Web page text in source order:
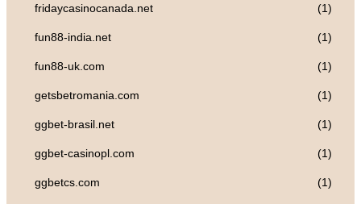
fridaycasinocanada.net (1)
fun88-india.net (1)
fun88-uk.com (1)
getsbetromania.com (1)
ggbet-brasil.net (1)
ggbet-casinopl.com (1)
ggbetcs.com (1)